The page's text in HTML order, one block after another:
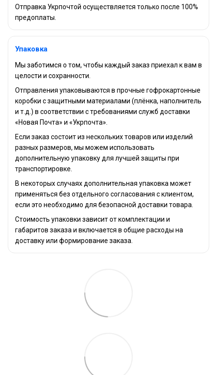
Отправка Укрпочтой осуществляется только после 100%
предоплаты.
Упаковка
Мы заботимся о том, чтобы каждый заказ приехал к вам в
целости и сохранности.
Отправления упаковываются в прочные гофрокартонные
коробки с защитными материалами (плёнка, наполнитель
и т.д.) в соответствии с требованиями служб доставки
«Новая Почта» и «Укрпочта».
Если заказ состоит из нескольких товаров или изделий
разных размеров, мы можем использовать
дополнительную упаковку для лучшей защиты при
транспортировке.
В некоторых случаях дополнительная упаковка может
применяться без отдельного согласования с клиентом,
если это необходимо для безопасной доставки товара.
Стоимость упаковки зависит от комплектации и
габаритов заказа и включается в общие расходы на
доставку или формирование заказа.